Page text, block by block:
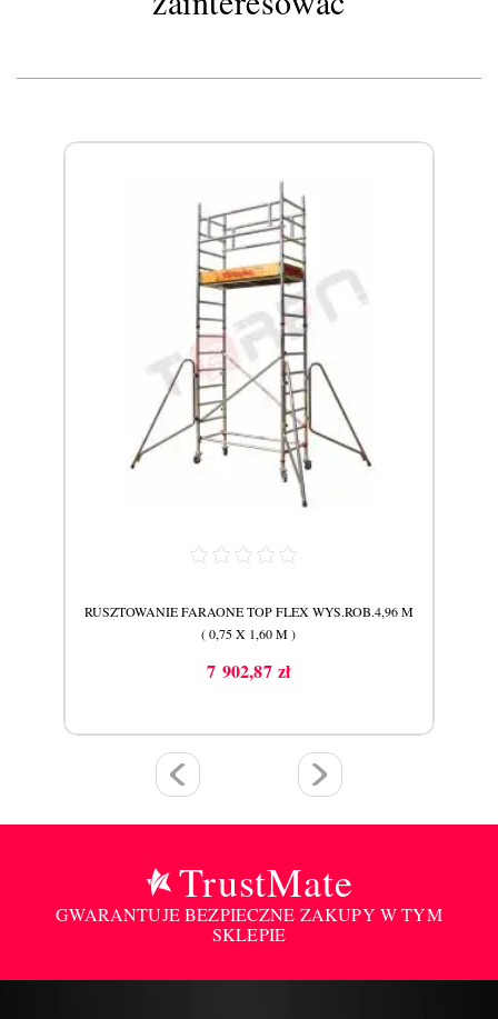
RUSZTOWANIE FARAONE TOP FLEX WYS.ROB.4,96 M
( 0,75 X 1,60 M )
Cena
7 902,87 zł
TrustMate
GWARANTUJE BEZPIECZNE ZAKUPY W TYM
SKLEPIE